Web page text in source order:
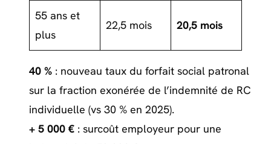
55 ans et
plus
22,5 mois 20,5 mois
40 % : nouveau taux du forfait social patronal
sur la fraction exonérée de l’indemnité de RC
individuelle (vs 30 % en 2025).
+ 5 000 € : surcoût employeur pour une